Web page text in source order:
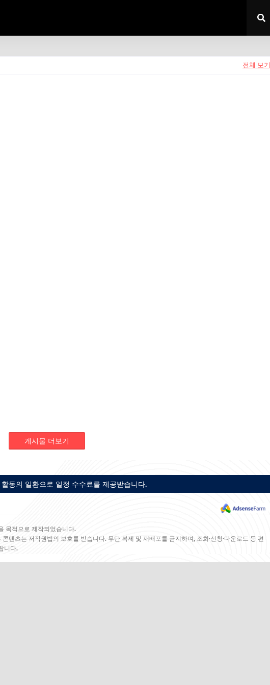
전체 보기
게시물 더보기
동의 일환으로 일정 수수료를 제공받습니다.
목적으로 제작되었습니다.
텐츠는 저작권법의 보호를 받습니다. 무단 복제 및 재배포를 금지하며, 조회·신청·다운로드 등 편
니다.